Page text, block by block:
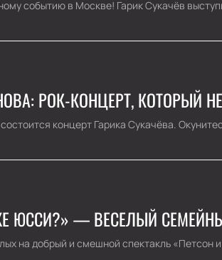
событию в Москве! Гарик Сукачёв
РОК-КОНЦЕРТ, КОТОРЫЙ
концерт Гарика Сукачёва.
ЮССИ?» — ВЕСЕЛЫЙ
на добрый и смешной спектакль «Петсон